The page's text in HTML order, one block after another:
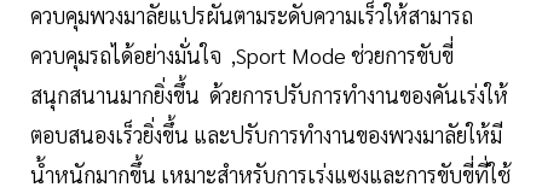
ควบคุมพวงมาลัยแปรผันตามระดับความเร็วให้สามารถ
ควบคุมรถได้อย่างมั่นใจ ,Sport Mode ช่วยการขับขี่
สนุกสนานมากยิ่งขึ้น ด้วยการปรับการทำงานของคันเร่งให้
ตอบสนองเร็วยิ่งขึ้น และปรับการทำงานของพวงมาลัยให้มี
น้ำหนักมากขึ้น เหมาะสำหรับการเร่งแซงและการขับขี่ที่ใช้